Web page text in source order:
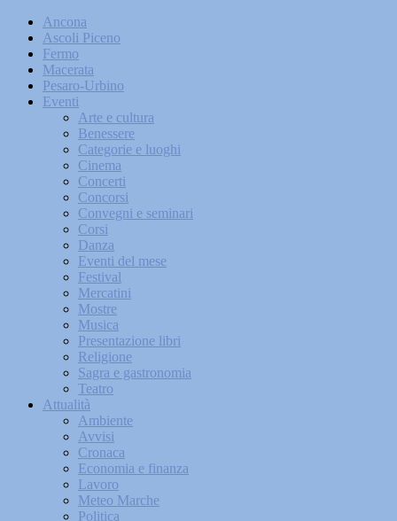
Ancona
Ascoli Piceno
Fermo
Macerata
Pesaro-Urbino
Eventi
Arte e cultura
Benessere
Categorie e luoghi
Cinema
Concerti
Concorsi
Convegni e seminari
Corsi
Danza
Eventi del mese
Festival
Mercatini
Mostre
Musica
Presentazione libri
Religione
Sagra e gastronomia
Teatro
Attualità
Ambiente
Avvisi
Cronaca
Economia e finanza
Lavoro
Meteo Marche
Politica